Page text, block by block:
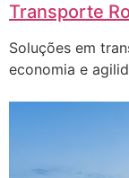
Transporte
Soluções em
economia e